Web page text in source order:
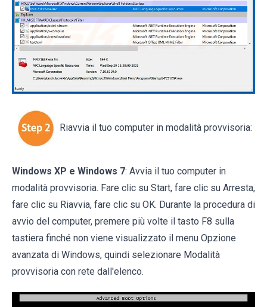
Riavvia il tuo computer in modalità provvisoria:
Windows XP e Windows 7: Avvia il tuo computer in
modalità provvisoria. Fare clic su Start, fare clic su Arresta,
fare clic su Riavvia, fare clic su OK. Durante la procedura di
avvio del computer, premere più volte il tasto F8 sulla
tastiera finché non viene visualizzato il menu Opzione
avanzata di Windows, quindi selezionare Modalità
provvisoria con rete dall'elenco.